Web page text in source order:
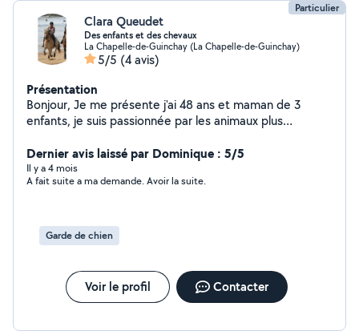
Particulier
Clara Queudet
Des enfants et des chevaux
La Chapelle-de-Guinchay (La Chapelle-de-Guinchay)
5/5 (4 avis)
Présentation
Bonjour, Je me présente j'ai 48 ans et maman de 3
enfants, je suis passionnée par les animaux plus
propriétaire de 2 shetlands. C'est pourquoi je propose
mes services essentiellement dans la garde d'animaux
quels qu'ils soient. Au plaisir de vous lire.
Dernier avis laissé par Dominique : 5/5
Il y a 4 mois
A fait suite a ma demande. Avoir la suite.
Garde de chien
Voir le profil Contacter